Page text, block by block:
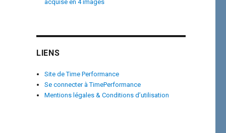
acquise en 4 images
LIENS
Site de Time Performance
Se connecter à TimePerformance
Mentions légales & Conditions d’utilisation